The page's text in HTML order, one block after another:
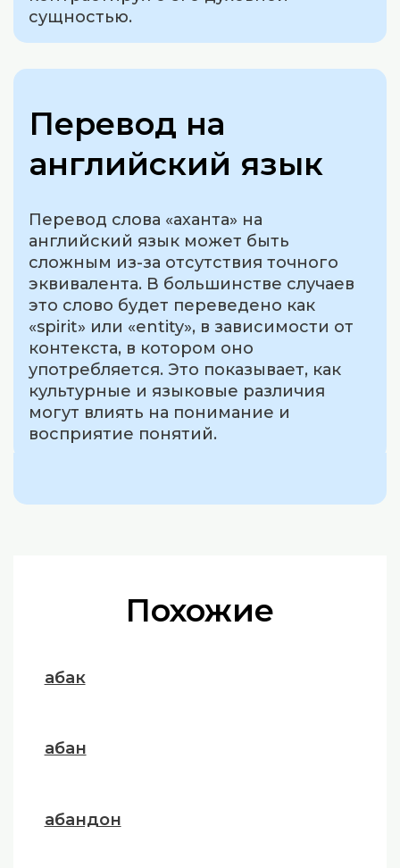
сущностью.
Перевод на
английский язык
Перевод слова «аханта» на
английский язык может быть
сложным из-за отсутствия точного
эквивалента. В большинстве случаев
это слово будет переведено как
«spirit» или «entity», в зависимости от
контекста, в котором оно
употребляется. Это показывает, как
культурные и языковые различия
могут влиять на понимание и
восприятие понятий.
Похожие
абак
абан
абандон